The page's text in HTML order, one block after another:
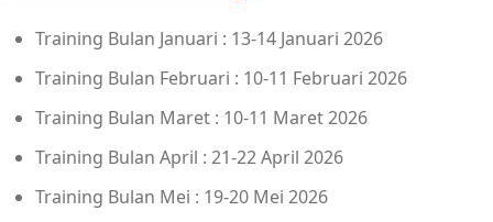
Training Bulan Januari : 13-14 Januari 2026
Training Bulan Februari : 10-11 Februari 2026
Training Bulan Maret : 10-11 Maret 2026
Training Bulan April : 21-22 April 2026
Training Bulan Mei : 19-20 Mei 2026